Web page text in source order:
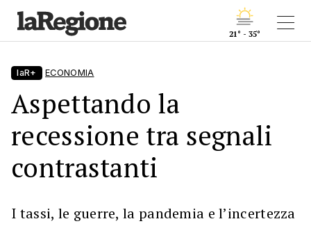
21° - 35°
laR+ ECONOMIA
Aspettando la
recessione tra segnali
contrastanti
I tassi, le guerre, la pandemia e l’incertezza